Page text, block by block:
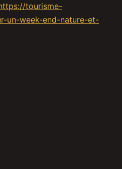
tourisme-
un-week-end-nature-et-